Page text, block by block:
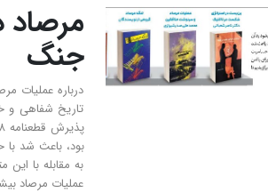
مرصاد
جنگ
درباره عملیات
تاریخ شفاهی و
بود، باعث شد
به مقابله با
عملیات مرصاد